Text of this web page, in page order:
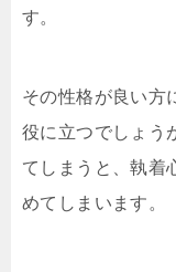
す。
その性格が良い方
役に立つでしょう
てしまうと、執着
めてしまいます。